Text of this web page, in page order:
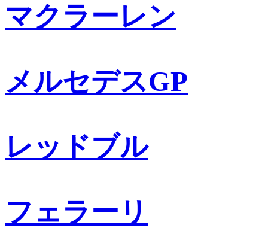
マクラーレン
メルセデスGP
レッドブル
フェラーリ